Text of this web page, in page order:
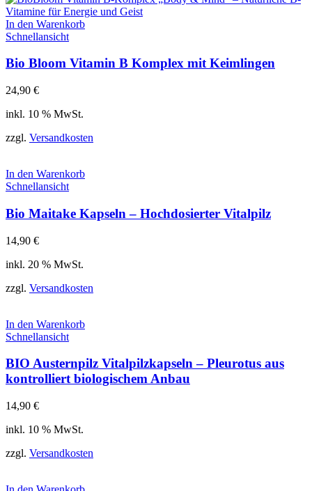
In den Warenkorb
Schnellansicht
Bio Bloom Vitamin B Komplex mit Keimlingen
24,90 €
inkl. 10 % MwSt.
zzgl. Versandkosten
In den Warenkorb
Schnellansicht
Bio Maitake Kapseln – Hochdosierter Vitalpilz
14,90 €
inkl. 20 % MwSt.
zzgl. Versandkosten
In den Warenkorb
Schnellansicht
BIO Austernpilz Vitalpilzkapseln – Pleurotus aus
kontrolliert biologischem Anbau
14,90 €
inkl. 10 % MwSt.
zzgl. Versandkosten